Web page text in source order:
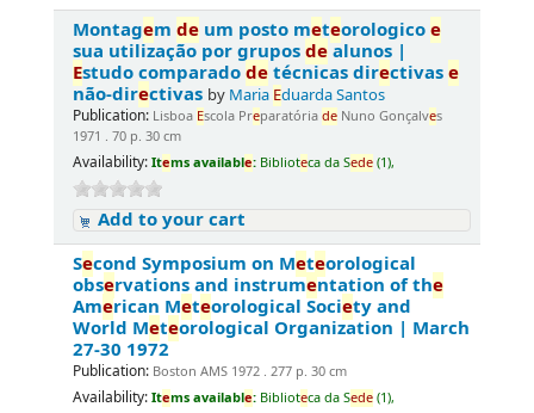
Montagemde um posto meteorologicoe
sua utilização por gruposdealunos |
Estudo comparadodetécnicas directivase
não-directivas by Maria Eduarda Santos
Publication: Lisboa Escola Preparatóriade Nuno Gonçalves
1971 . 70 p. 30 cm
Availability: Items available: Biblioteca da Sede (1),
Add to your cart
Second Symposium on Meteorological
observations and instrumentation of the
American Meteorological Society and
World Meteorological Organization | March
27-30 1972
Publication: Boston AMS 1972 . 277 p. 30 cm
Availability: Items available: Biblioteca da Sede (1),